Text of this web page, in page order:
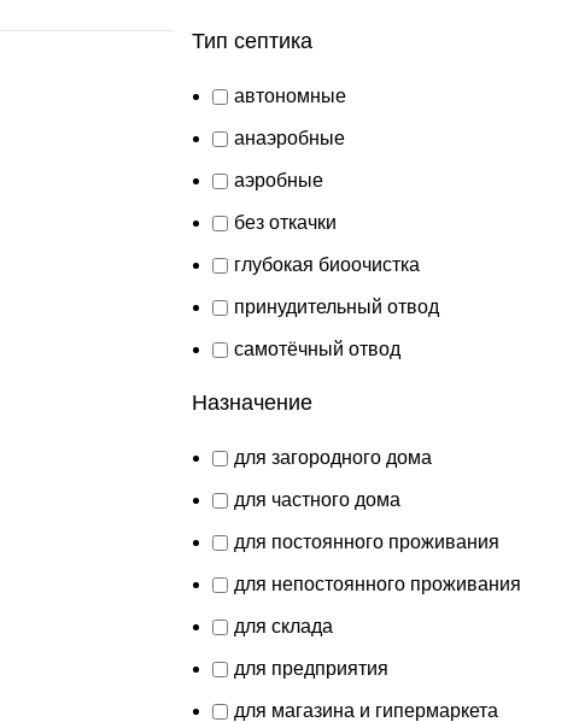
Тип септика
автономные
анаэробные
аэробные
без откачки
глубокая биоочистка
принудительный отвод
самотёчный отвод
Назначение
для загородного дома
для частного дома
для постоянного проживания
для непостоянного проживания
для склада
для предприятия
для магазина и гипермаркета